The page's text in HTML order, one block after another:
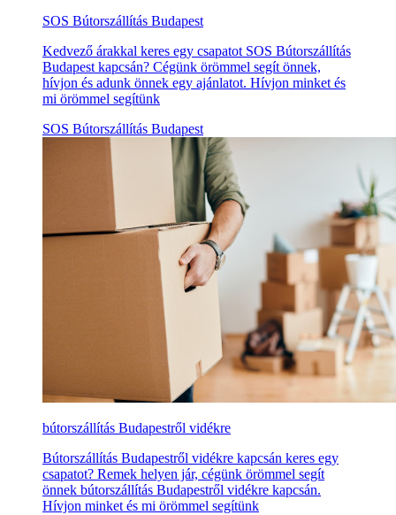
SOS Bútorszállítás Budapest
Kedvező árakkal keres egy csapatot SOS Bútorszállítás
Budapest kapcsán? Cégünk örömmel segít önnek,
hívjon és adunk önnek egy ajánlatot. Hívjon minket és
mi örömmel segítünk
SOS Bútorszállítás Budapest
bútorszállítás Budapestről vidékre
Bútorszállítás Budapestről vidékre kapcsán keres egy
csapatot? Remek helyen jár, cégünk örömmel segít
önnek bútorszállítás Budapestről vidékre kapcsán.
Hívjon minket és mi örömmel segítünk